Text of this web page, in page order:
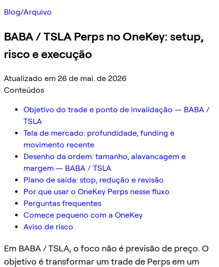
Blog/Arquivo
BABA / TSLA Perps no OneKey: setup,
risco e execução
Atualizado em 26 de mai. de 2026
Conteúdos
Objetivo do trade e ponto de invalidação — BABA /
TSLA
Tela de mercado: profundidade, funding e
movimento recente
Desenho da ordem: tamanho, alavancagem e
margem — BABA / TSLA
Plano de saída: stop, redução e revisão
Por que usar o OneKey Perps nesse fluxo
Perguntas frequentes
Comece pequeno com a OneKey
Aviso de risco
Em BABA / TSLA, o foco não é previsão de preço. O
objetivo é transformar um trade de Perps em um